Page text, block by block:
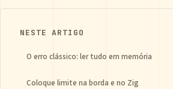
NESTE ARTIGO
O erro clássico: ler tudo em memória
Coloque limite na borda e no Zig